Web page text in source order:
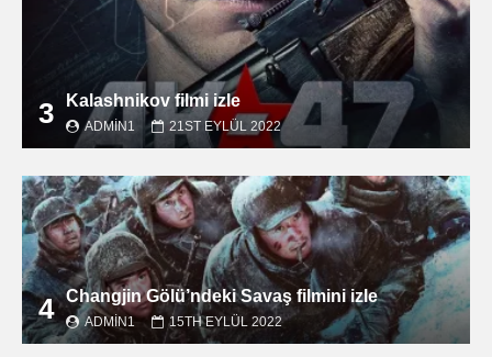
3 Kalashnikov filmi izle
ADMIN1 21ST EYLÜL 2022
4 Changjin Gölü’ndeki Savaş filmini izle
ADMIN1 15TH EYLÜL 2022